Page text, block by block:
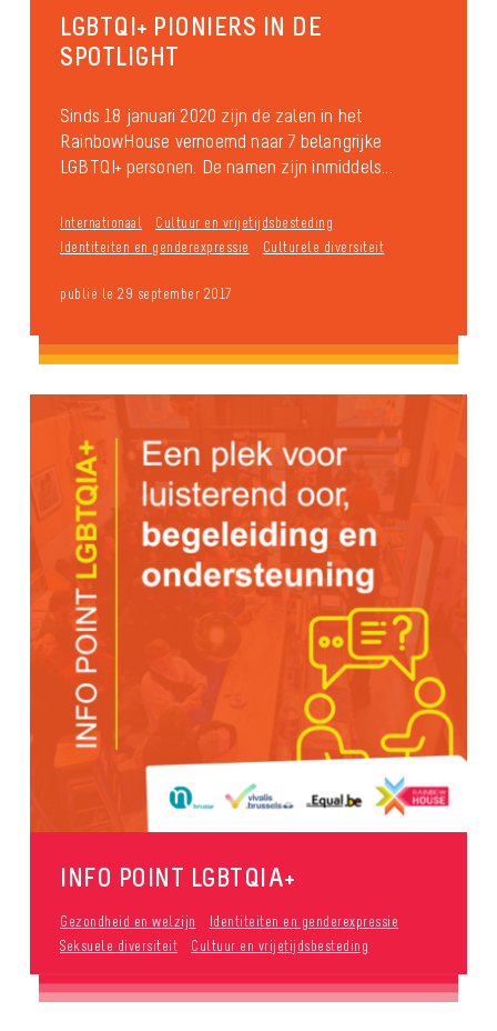
LGBTQI+ PIONIERS IN DE
SPOTLIGHT
Sinds 18 januari 2020 zijn de zalen in het
RainbowHouse vernoemd naar 7 belangrijke
LGBTQI+ personen. De namen zijn inmiddels...
Internationaal
Cultuur en vrijetijdsbesteding
Identiteiten en genderexpressie
Culturele diversiteit
publié le 29 september 2017
INFO POINT LGBTQIA+
Gezondheid en welzijn
Identiteiten en genderexpressie
Seksuele diversiteit
Cultuur en vrijetijdsbesteding